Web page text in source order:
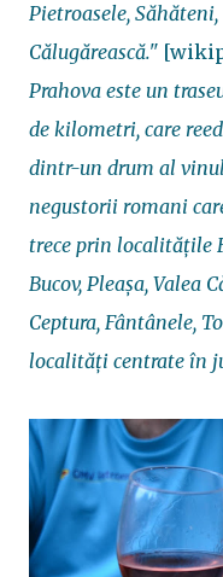
Pietroasele,
Călugărească."
Prahova este un
de kilometri, care
dintr-un drum al
negustorii romani
trece prin localităţile
Bucov, Pleaşa, Valea
Ceptura, Fântânele,
localităţi centrate în